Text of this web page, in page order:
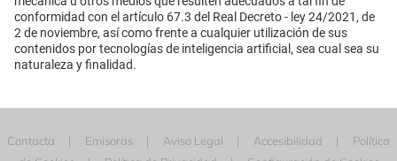
conformidad con el artículo 67.3 del Real Decreto - ley 24/2021, de
2 de noviembre, así como frente a cualquier utilización de sus
contenidos por tecnologías de inteligencia artificial, sea cual sea su
naturaleza y finalidad.
Contacta Emisoras Aviso Legal Accesibilidad
Política